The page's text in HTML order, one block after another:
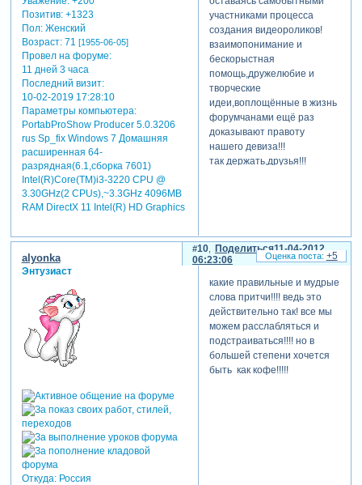
Позитив: +1323
Пол:Женский
Возраст:71 [1955-06-05]
Провел на форуме:
11 дней 3 часа
Последний визит:
10-02-2019 17:28:10
Параметры компьютера:
PortabProShow Producer 5.0.3206
rus Sp_fix Windows 7 Домашняя
расширенная 64-
разрядная(6.1,сборка 7601)
Intel(R)Core(TM)i3-3220 CPU @
3.30GHz(2 CPUs),~3.3GHz 4096MB
RAM DirectX 11 Intel(R) HD Graphics
участниками процесса
создания видеороликов!
взаимопонимание и
бескорыстная
помощь,дружелюбие и
творческие
идеи,воплощённые в жизнь
форумчанами ещё раз
доказывают правоту
нашего девиза!!!
так держать,друзья!!!
Поделиться
10
11-04-2012
06:23:06
alyonka
Энтузиаст
Откуда:Россия
какие правильные и мудрые
слова притчи!!!! ведь это
действительно так! все мы
можем расслабляться и
подстраиваться!!!! но в
большей степени хочется
быть как кофе!!!!!
+5